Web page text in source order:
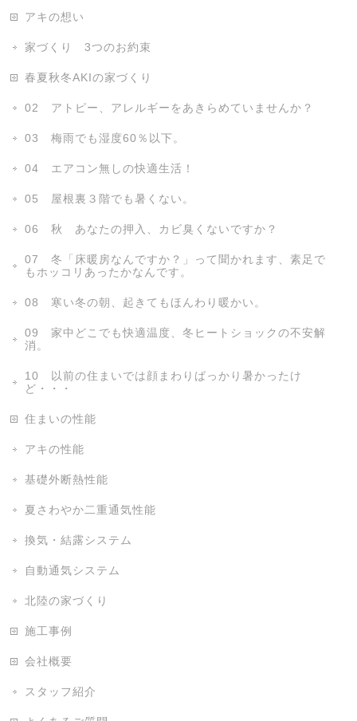
アキの想い
家づくり 3つのお約束
春夏秋冬AKIの家づくり
02 アトピー、アレルギーをあきらめていませんか？
03 梅雨でも湿度60％以下。
04 エアコン無しの快適生活！
05 屋根裏３階でも暑くない。
06 秋 あなたの押入、カビ臭くないですか？
07 冬「床暖房なんですか？」って聞かれます、素足で
もホッコリあったかなんです。
08 寒い冬の朝、起きてもほんわり暖かい。
09 家中どこでも快適温度、冬ヒートショックの不安解
消。
10 以前の住まいでは顔まわりばっかり暑かったけ
ど・・・
住まいの性能
アキの性能
基礎外断熱性能
夏さわやか二重通気性能
換気・結露システム
自動通気システム
北陸の家づくり
施工事例
会社概要
スタッフ紹介